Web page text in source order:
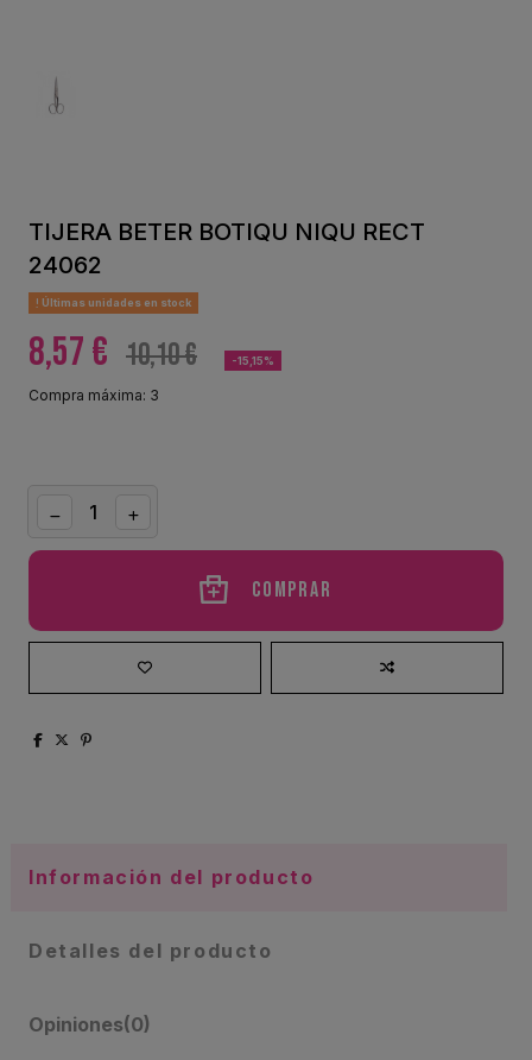
TIJERA BETER BOTIQU NIQU RECT
24062
Últimas unidades en stock
8,57 € 10,10 € -15,15%
Compra máxima: 3
Comprar
Información del producto
Detalles del producto
Opiniones(0)